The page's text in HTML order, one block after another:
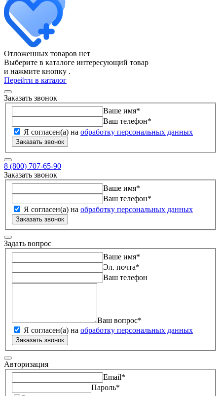
Отложенных товаров нет
Выберите в каталоге интересующий товар
и нажмите кнопку .
Перейти в каталог
Заказать звонок
Ваше имя*
Ваш телефон*
Я согласен(а) на обработку персональных данных
Заказать звонок
8 (800) 707-65-90
Заказать звонок
Ваше имя*
Ваш телефон*
Я согласен(а) на обработку персональных данных
Заказать звонок
Задать вопрос
Ваше имя*
Эл. почта*
Ваш телефон
Ваш вопрос*
Я согласен(а) на обработку персональных данных
Заказать звонок
Авторизация
Email*
Пароль*